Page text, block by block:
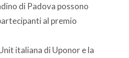
di Padova possono
al premio
italiana di Uponor e la